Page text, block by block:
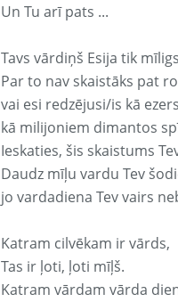
Un Tu arī pats ...
Tavs vārdiņš Esija tik
Par to nav skaistāks pat
vai esi redzējusi/is kā
kā milijoniem dimantos
Ieskaties, šis skaistums
Daudz mīļu vardu Tev
jo vardadiena Tev vairs
Katram cilvēkam ir vārds,
Tas ir ļoti, ļoti mīļš.
Katram vārdam vārda